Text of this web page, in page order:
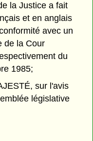
la Justice a fait
et en anglais
avec un
de la Cour
du
1985;
sur l'avis
législative